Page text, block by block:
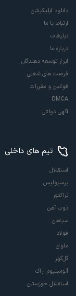
دانلود اپلیکیشن
ارتباط با ما
تبلیغات
درباره ما
ابزار توسعه دهندگان
فرصت های شغلی
قوانین و مقررات
DMCA
آگهی دولتی
تیم های داخلی
استقلال
پرسپولیس
تراکتور
ذوب آهن
سپاهان
فولاد
ملوان
گل‌گهر
آلومینیوم اراک
استقلال خوزستان